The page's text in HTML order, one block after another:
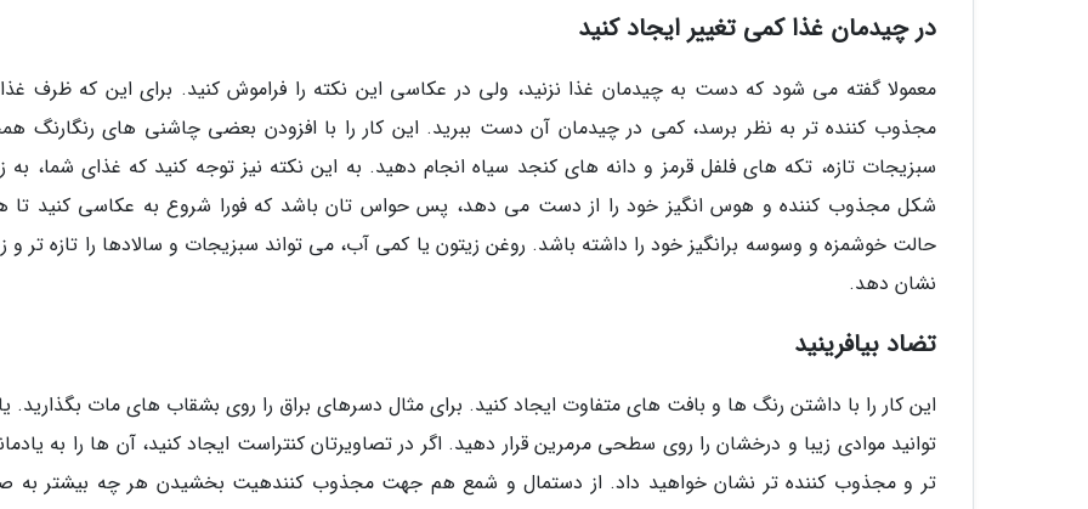
در چیدمان غذا کمی تغییر ایجاد کنید
معمولا گفته می شود که دست به چیدمان غذا نزنید، ولی در عکاسی این نکته را فراموش کنید. برای این که ظرف
مجذوب کننده تر به نظر برسد، کمی در چیدمان آن دست ببرید. این کار را با افزودن بعضی چاشنی های رنگارنگ
سبزیجات تازه، تکه های فلفل قرمز و دانه های کنجد سیاه انجام دهید. به این نکته نیز توجه کنید که غذای شما، به
شکل مجذوب کننده و هوس انگیز خود را از دست می دهد، پس حواس تان باشد که فورا شروع به عکاسی کنید تا
حالت خوشمزه و وسوسه برانگیز خود را داشته باشد. روغن زیتون یا کمی آب، می تواند سبزیجات و سالادها را تازه تر و
نشان دهد.
تضاد بیافرینید
این کار را با داشتن رنگ ها و بافت های متفاوت ایجاد کنید. برای مثال دسرهای براق را روی بشقاب های مات بگذارید.
توانید موادی زیبا و درخشان را روی سطحی مرمرین قرار دهید. اگر در تصاویرتان کنتراست ایجاد کنید، آن ها را به
تر و مجذوب کننده تر نشان خواهید داد. از دستمال و شمع هم جهت مجذوب کنندهیت بخشیدن هر چه بیشتر به